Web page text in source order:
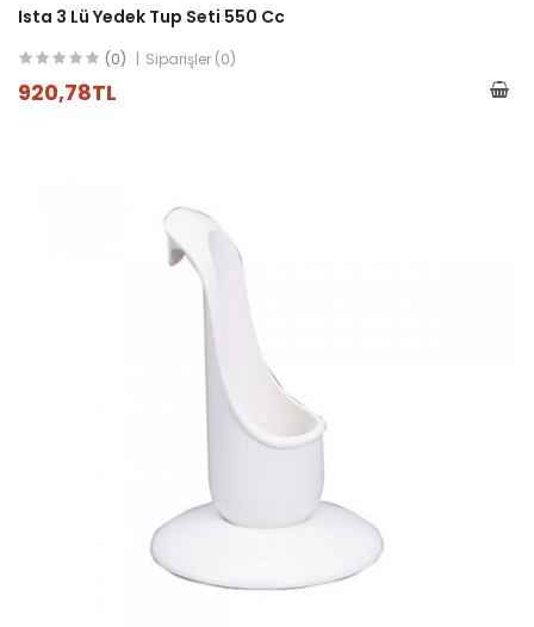
Ista 3 Lü Yedek Tup Seti 550 Cc
(0) Siparişler (0)
920,78TL